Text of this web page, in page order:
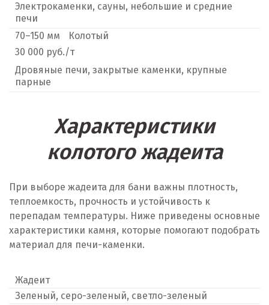
Электрокаменки, сауны, небольшие и средние
печи
70–150 мм
Колотый
30 000 руб./т
Дровяные печи, закрытые каменки, крупные
парные
Характеристики
колотого жадеита
При выборе жадеита для бани важны плотность,
теплоемкость, прочность и устойчивость к
перепадам температуры. Ниже приведены основные
характеристики камня, которые помогают подобрать
материал для печи-каменки.
Жадеит
Зеленый, серо-зеленый, светло-зеленый